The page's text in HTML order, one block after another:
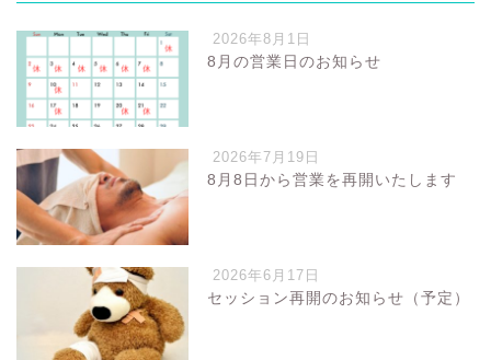
2026年8月1日
8月の営業日のお知らせ
2026年7月19日
8月8日から営業を再開いたします
2026年6月17日
セッション再開のお知らせ（予定）